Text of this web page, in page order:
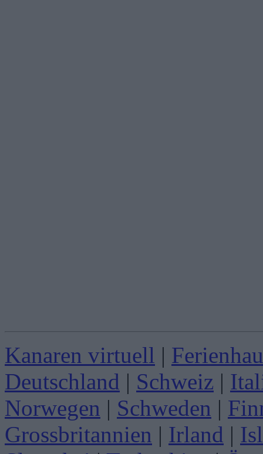
Kanaren virtuell |
Deutschland | Schweiz |
Norwegen | Schweden |
Grossbritannien | Irland |